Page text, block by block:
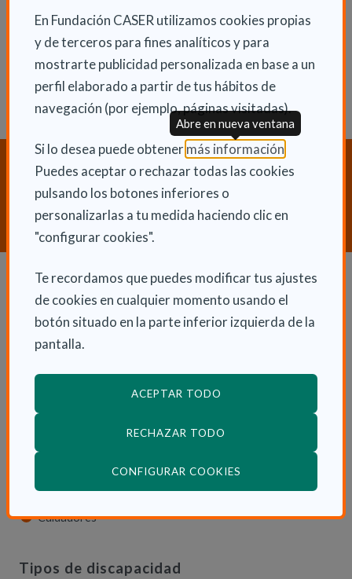
En Fundación CASER utilizamos cookies propias
y de terceros para fines analíticos y para
mostrarte publicidad personalizada en base a un
perfil elaborado a partir de tus hábitos de
navegación (por ejemplo, páginas visitadas).
Si lo desea puede obtener más información
Puedes aceptar o rechazar todas las cookies
pulsando los botones inferiores o
personalizarlas a tu medida haciendo clic en
"configurar cookies".
Te recordamos que puedes modificar tus ajustes
de cookies en cualquier momento usando el
botón situado en la parte inferior izquierda de la
pantalla.
ACEPTAR TODO
RECHAZAR TODO
CONFIGURAR COOKIES
Abre en nueva ventana
Actualidad
¿Necesitas orientación sobre
Dependencia y Discapacidad?
CONTACTA CON NOSOTROS
Dependencia y autonomía
La Ley de dependencia
Ayudas económicas
Autonomía
Cuidadores
Tipos de discapacidad